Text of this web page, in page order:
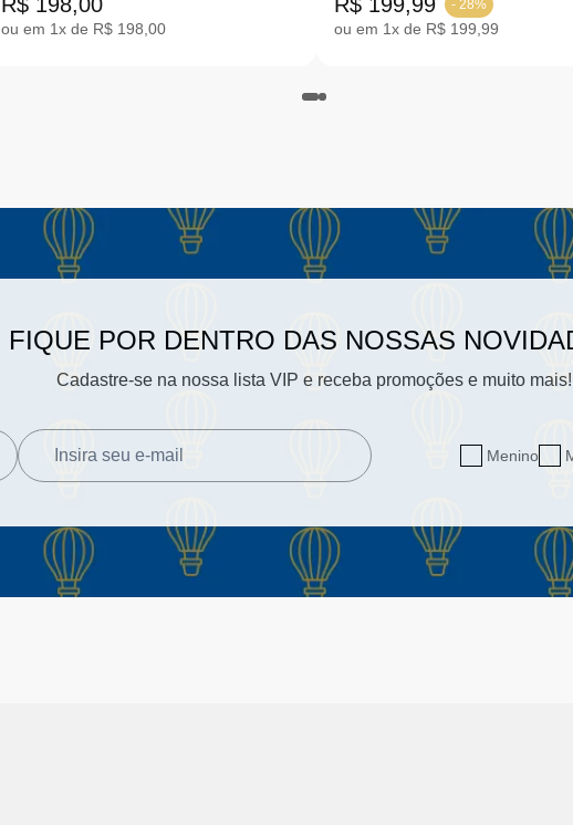
ou em 1x de R$ 198,00
- 28%
ou em 1x de R$ 199,99
FIQUE POR DENTRO DAS NOSSAS
Cadastre-se na nossa lista VIP e receba promoções e muito mais!
Menino